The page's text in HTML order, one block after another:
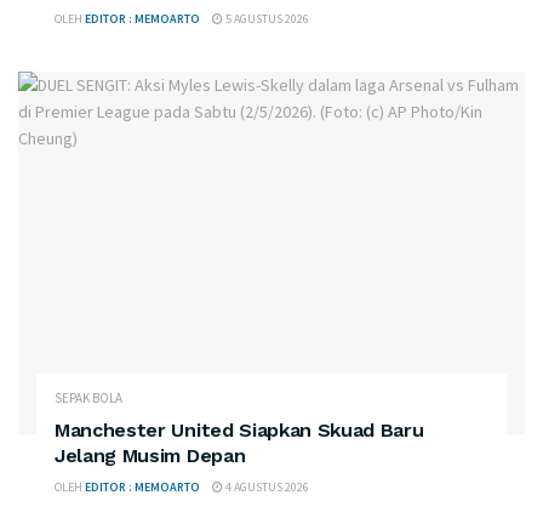
OLEH EDITOR : MEMOARTO 5 AGUSTUS 2026
SEPAK BOLA
Manchester United Siapkan Skuad Baru
Jelang Musim Depan
OLEH EDITOR : MEMOARTO 4 AGUSTUS 2026